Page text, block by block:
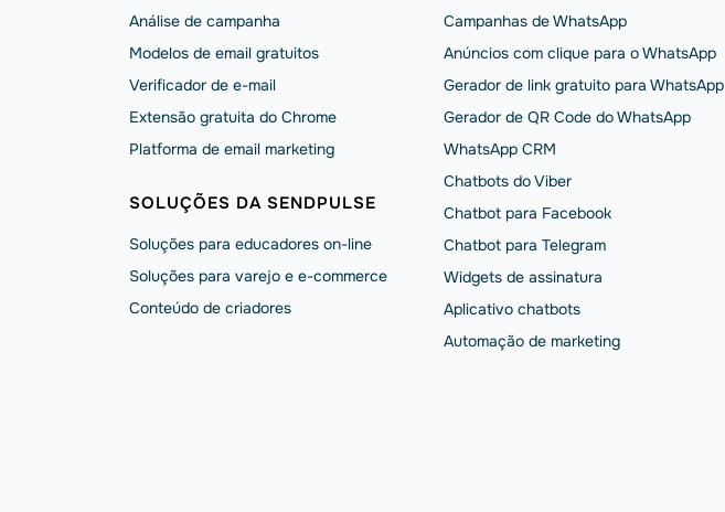
Análise de campanha
Modelos de email gratuitos
Verificador de e-mail
Extensão gratuita do Chrome
Platforma de email marketing
SOLUÇÕES DA SENDPULSE
Soluções para educadores on-line
Soluções para varejo e e-commerce
Conteúdo de criadores
Campanhas de WhatsApp
Anúncios com clique para o WhatsApp
Gerador de link gratuito para WhatsApp
Gerador de QR Code do WhatsApp
WhatsApp CRM
Chatbots do Viber
Chatbot para Facebook
Chatbot para Telegram
Widgets de assinatura
Aplicativo chatbots
Automação de marketing